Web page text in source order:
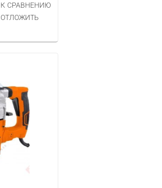
К СРАВНЕНИЮ
ОТЛОЖИТЬ